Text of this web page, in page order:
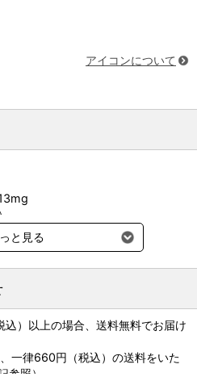
アイコンについて
錠と見る
）以上の場合、送料無料でお届け
一律660円（税込）の送料をいた
参照）